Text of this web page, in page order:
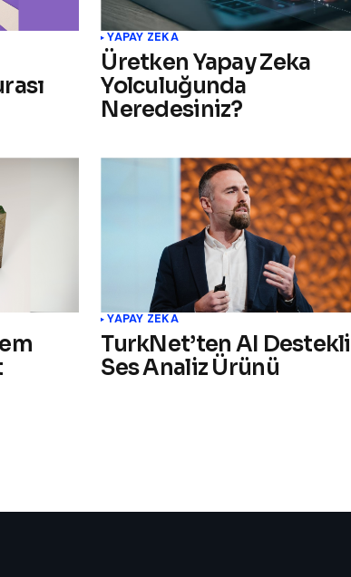
YAPAY ZEKA
Üretken Yapay Zeka
Yolculuğunda
Neredesiniz?
YAPAY ZEKA
TurkNet’ten AI Destekli
Ses Analiz Ürünü